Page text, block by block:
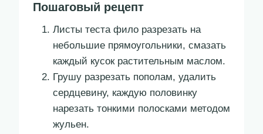
Пошаговый рецепт
Листы теста фило разрезать на
небольшие прямоугольники, смазать
каждый кусок растительным маслом.
Грушу разрезать пополам, удалить
сердцевину, каждую половинку
нарезать тонкими полосками методом
жульен.